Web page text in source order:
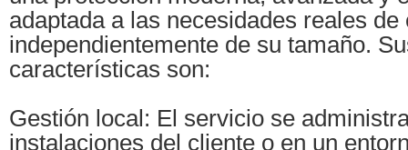
adaptada a las necesidades reales
independientemente de su tamaño.
características son:
Gestión local: El servicio se
instalaciones del cliente o en un